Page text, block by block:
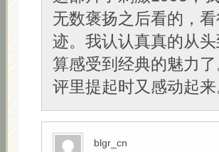
无数褒扬之后看的，
迹。我认认真真的从
算感受到经典的魅力
评里提起时又感动起来
blgr_cn